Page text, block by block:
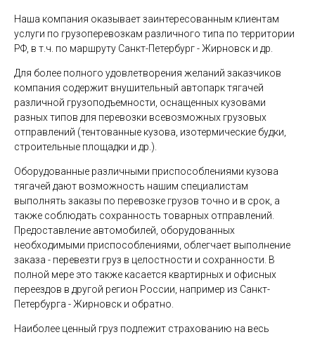
Наша компания оказывает заинтересованным клиентам
услуги по грузоперевозкам различного типа по территории
РФ, в т.ч. по маршруту Санкт-Петербург - Жирновск и др.
Для более полного удовлетворения желаний заказчиков
компания содержит внушительный автопарк тягачей
различной грузоподъемности, оснащенных кузовами
разных типов для перевозки всевозможных грузовых
отправлений (тентованные кузова, изотермические будки,
строительные площадки и др.).
Оборудованные различными приспособлениями кузова
тягачей дают возможность нашим специалистам
выполнять заказы по перевозке грузов точно и в срок, а
также соблюдать сохранность товарных отправлений.
Предоставление автомобилей, оборудованных
необходимыми приспособлениями, облегчает выполнение
заказа - перевезти груз в целостности и сохранности. В
полной мере это также касается квартирных и офисных
переездов в другой регион России, например из Санкт-
Петербурга - Жирновск и обратно.
Наиболее ценный груз подлежит страхованию на весь